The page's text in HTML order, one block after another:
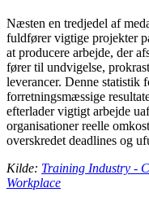
Næsten en tredjedel af
fuldfører vigtige projekter
at producere arbejde, der
fører til undvigelse,
leverancer. Denne statistik
forretningsmæssige
efterlader vigtigt arbejde
organisationer reelle
overskredet deadlines og
Kilde: Training Industry -
Workplace